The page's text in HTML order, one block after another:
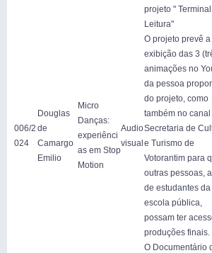
projeto "
Leitura"
006/2
024
Douglas
de
Camargo
Emilio
Micro
Danças:
experiênci
as em Stop
Motion
Audio
visual
O projeto prevê a
exibição das 3
animações no
da pessoa
do projeto, como
também no canal
Secretaria de
e Turismo de
Votorantim para
outras pessoas,
de estudantes da
escola pública,
possam ter
produções finais.
O Documentário